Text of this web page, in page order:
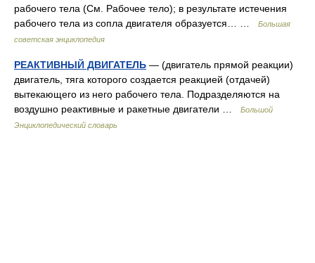
рабочего тела (См. Рабочее тело); в результате истечения
рабочего тела из сопла двигателя образуется… …
Большая
советская энциклопедия
РЕАКТИВНЫЙ ДВИГАТЕЛЬ — (двигатель прямой реакции)
двигатель, тяга которого создается реакцией (отдачей)
вытекающего из него рабочего тела. Подразделяются на
воздушно реактивные и ракетные двигатели …
Большой
Энциклопедический словарь